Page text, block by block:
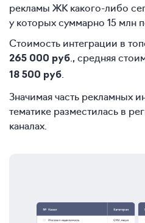
рекламы ЖК какого-либо
у которых суммарно 15 млн
Стоимость интеграции в
265 000 руб ., средняя
18 500 руб
Значимая часть рекламных
тематике разместилась в
каналах.